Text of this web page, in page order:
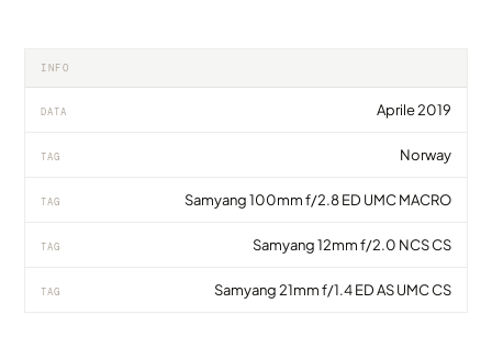
INFO
DATA Aprile 2019
TAG Norway
TAG Samyang 100mm f/2.8 ED UMC MACRO
TAG Samyang 12mm f/2.0 NCS CS
TAG Samyang 21mm f/1.4 ED AS UMC CS